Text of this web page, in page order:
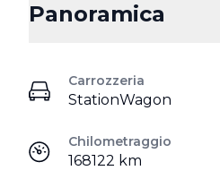
Panoramica
Carrozzeria
StationWagon
Chilometraggio
168122 km